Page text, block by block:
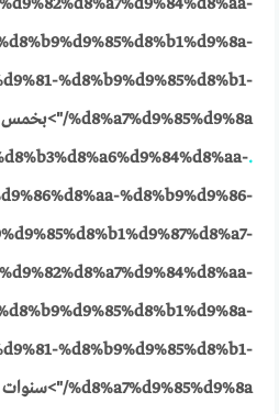
%d8%b9%d9%85%d8%b1-
%d8%a7%d9%85%d9%8a/">بخمس
.
%d8%b9%d9%86-
%d8%b9%d9%85%d8%b1-
%d8%a7%d9%85%d9%8a/">سنوات